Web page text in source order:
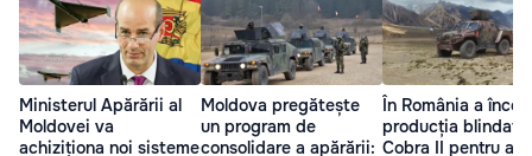
Ministerul Apărării al
Moldovei va
achiziționa noi sisteme
Moldova pregătește
un program de
consolidare a apărării:
În România a
producția
Cobra II pentru